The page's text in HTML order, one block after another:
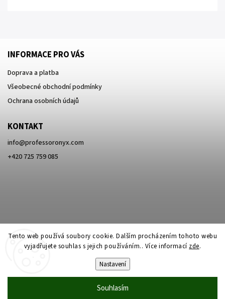
Tento web používá soubory cookie. Dalším procházením tohoto webu
vyjadřujete souhlas s jejich používáním.. Více informací zde.
Nastavení
Souhlasím
INFORMACE PRO VÁS
Doprava a platba
Všeobecné obchodní podmínky
Ochrana osobních údajů
KONTAKT
info@professoronyx.com
+420 725 759 085
Professor Onyx. Všechna práva vyhrazena.